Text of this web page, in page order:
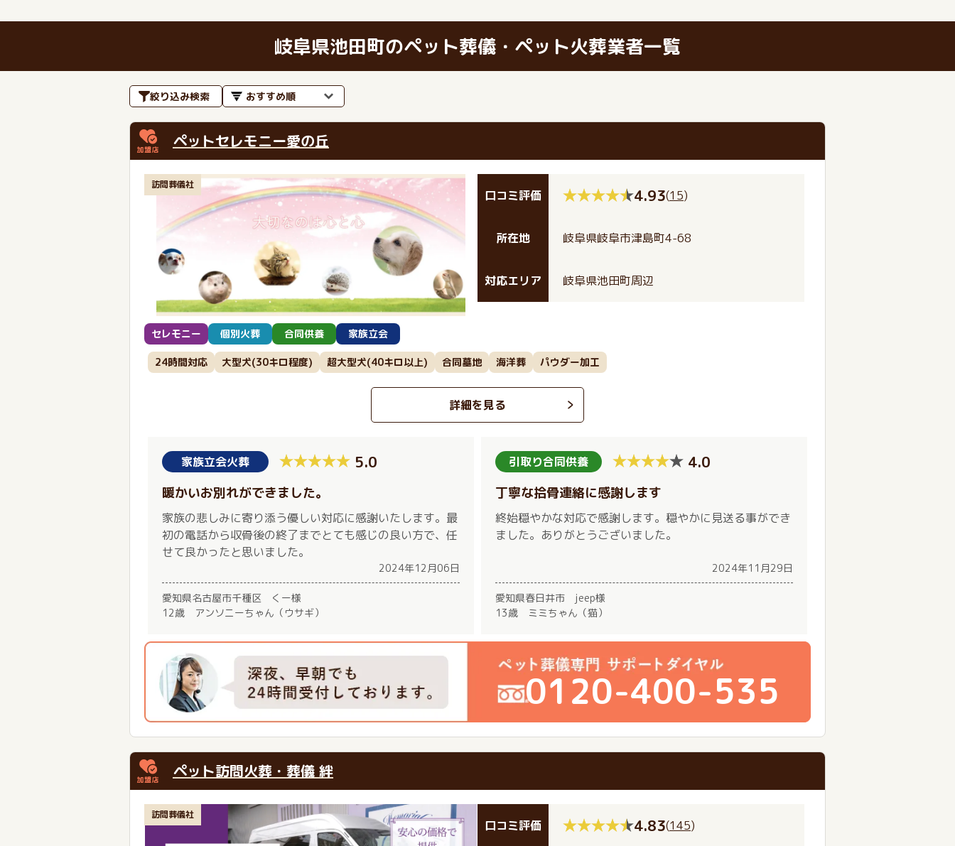
岐阜県池田町のペット葬儀・ペット火葬業者一覧
絞り込み検索
ペットセレモニー愛の丘
訪問葬儀社
口コミ評価 4.93(15)
所在地 岐阜県岐阜市津島町4-68
対応エリア 岐阜県池田町周辺
セレモニー 個別火葬 合同供養 家族立会
24時間対応 大型犬(30キロ程度) 超大型犬(40キロ以上) 合同墓地 海洋葬 パウダー加工
詳細を見る
家族立会火葬 5.0
暖かいお別れができました。
家族の悲しみに寄り添う優しい対応に感謝いたします。最
初の電話から収骨後の終了までとても感じの良い方で、任
せて良かったと思いました。
2024年12月06日
愛知県名古屋市千種区 くー様
12歳 アンソニーちゃん（ウサギ）
引取り合同供養 4.0
丁寧な拾骨連絡に感謝します
終始穏やかな対応で感謝します。穏やかに見送る事ができ
ました。ありがとうございました。
2024年11月29日
愛知県春日井市 jeep様
13歳 ミミちゃん（猫）
0120-400-535
ペット訪問火葬・葬儀 絆
訪問葬儀社
口コミ評価 4.83(145)